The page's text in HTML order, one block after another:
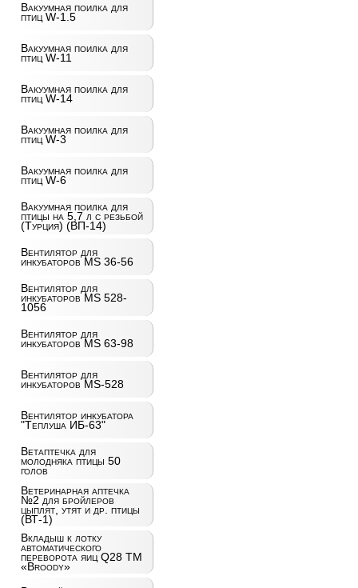
Вакуумная поилка для
птиц W-1.5
Вакуумная поилка для
птиц W-11
Вакуумная поилка для
птиц W-14
Вакуумная поилка для
птиц W-3
Вакуумная поилка для
птиц W-6
Вакуумная поилка для
птицы на 5,7 л с резьбой
(Турция) (ВП-14)
Вентилятор для
инкубаторов MS 36-56
Вентилятор для
инкубаторов MS 528-
1056
Вентилятор для
инкубаторов MS 63-98
Вентилятор для
инкубаторов MS-528
Вентилятор инкубатора
"Теплуша ИБ-63"
Ветаптечка для
молодняка птицы 50
голов
Ветеринарная аптечка
№2 для бройлеров
цыплят, утят и др. птицы
(ВТ-1)
Вкладыш к лотку
автоматического
переворота яиц Q28 ТМ
«Broody»